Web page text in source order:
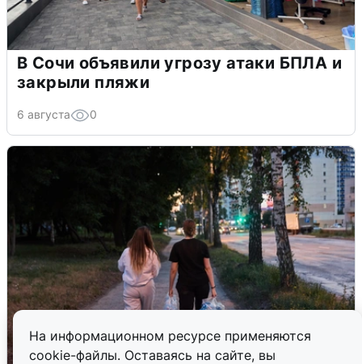
На информационном ресурсе применяются
cookie-файлы. Оставаясь на сайте, вы
В Сочи объявили угрозу атаки БПЛА и
закрыли пляжи
6 августа 0